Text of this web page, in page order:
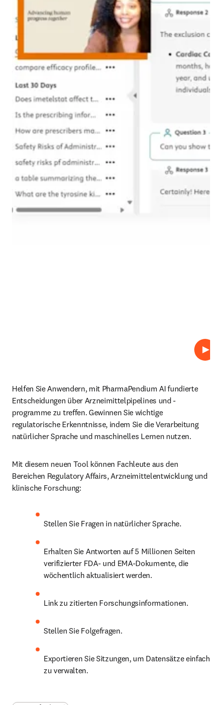
Helfen Sie Anwendern, mit PharmaPendium AI fundierte
Entscheidungen über Arzneimittelpipelines und -
programme zu treffen. Gewinnen Sie wichtige
regulatorische Erkenntnisse, indem Sie die Verarbeitung
natürlicher Sprache und maschinelles Lernen nutzen.
Mit diesem neuen Tool können Fachleute aus den
Bereichen Regulatory Affairs, Arzneimittelentwicklung und
klinische Forschung:
Stellen Sie Fragen in natürlicher Sprache.
Erhalten Sie Antworten auf 5 Millionen Seiten
verifizierter FDA- und EMA-Dokumente, die
wöchentlich aktualisiert werden.
Link zu zitierten Forschungsinformationen.
Stellen Sie Folgefragen.
Exportieren Sie Sitzungen, um Datensätze einfach
zu verwalten.